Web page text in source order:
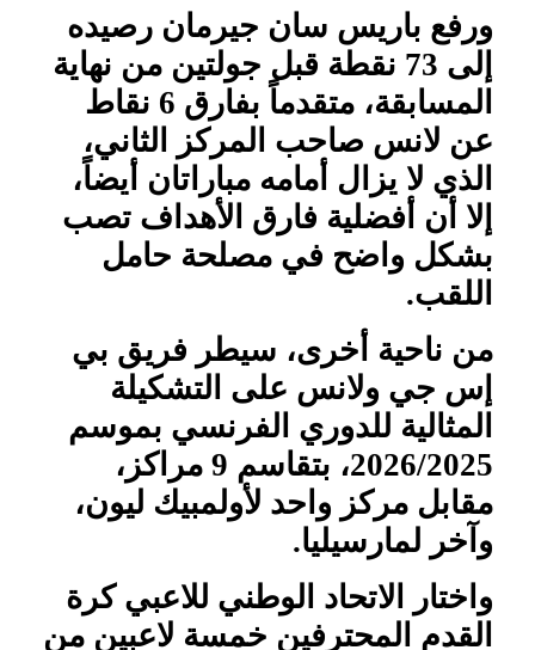
ورفع باريس سان جيرمان رصيده
إلى 73 نقطة قبل جولتين من نهاية
المسابقة، متقدماً بفارق 6 نقاط
عن لانس صاحب المركز الثاني،
الذي لا يزال أمامه مباراتان أيضاً،
إلا أن أفضلية فارق الأهداف تصب
بشكل واضح في مصلحة حامل
اللقب.
من ناحية أخرى، سيطر فريق بي
إس جي ولانس على التشكيلة
المثالية للدوري الفرنسي بموسم
2026/2025، بتقاسم 9 مراكز،
مقابل مركز واحد لأولمبيك ليون،
وآخر لمارسيليا.
واختار الاتحاد الوطني للاعبي كرة
القدم المحترفين خمسة لاعبين من